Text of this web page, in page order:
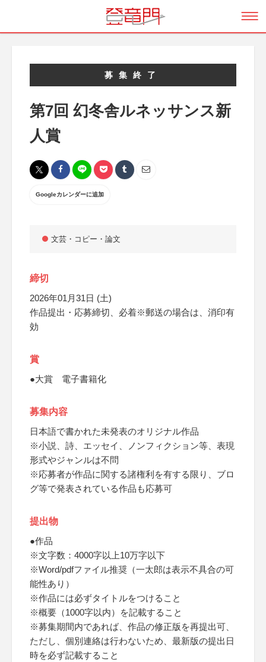
募集終了
第7回 幻冬舎ルネッサンス新
人賞
Googleカレンダーに追加
文芸・コピー・論文
締切
2026年01月31日 (土)
作品提出・応募締切、必着※郵送の場合は、消印有
効
賞
●大賞 電子書籍化
募集内容
日本語で書かれた未発表のオリジナル作品
※小説、詩、エッセイ、ノンフィクション等、表現
形式やジャンルは不問
※応募者が作品に関する諸権利を有する限り、ブロ
グ等で発表されている作品も応募可
提出物
●作品
※文字数：4000字以上10万字以下
※Word/pdfファイル推奨（一太郎は表示不具合の可
能性あり）
※作品には必ずタイトルをつけること
※概要（1000字以内）を記載すること
※募集期間内であれば、作品の修正版を再提出可、
ただし、個別連絡は行わないため、最新版の提出日
時を必ず記載すること